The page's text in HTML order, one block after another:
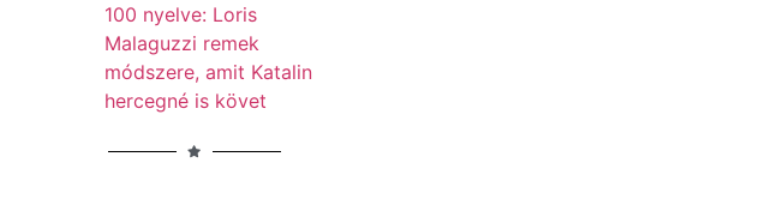
100 nyelve: Loris
Malaguzzi remek
módszere, amit Katalin
hercegné is követ